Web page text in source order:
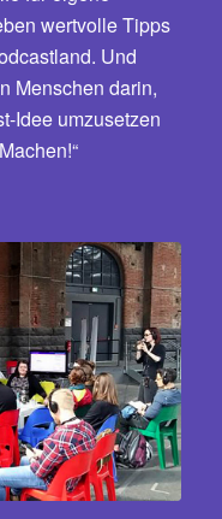
wertvolle Tipps
Und
Menschen darin,
Idee umzusetzen